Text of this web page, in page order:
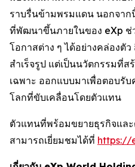
ราบรื่นข้ามพรมแดน นอกจาก
ที่พัฒนาขึ้นภายในของ eXp ช่
โอกาสต่าง ๆ ได้อย่างคล่องตั
สำเร็จรูป แต่เป็นนวัตกรรมที่ส
เฉพาะ ออกแบบมาเพื่อตอบรั
โลกที่ขับเคลื่อนโดยตัวแทน
ตัวแทนที่พร้อมขยายธุรกิจแล
สามารถเยี่ยมชมได้ที่ https://